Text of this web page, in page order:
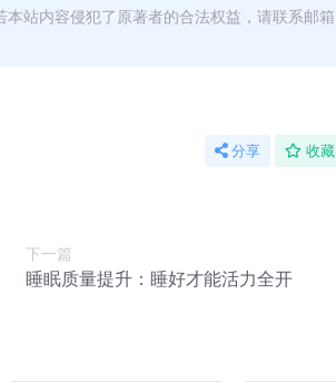
站内容侵犯了原著者的合法权益，请联系邮箱
分享 收藏
下一篇
睡眠质量提升：睡好才能活力全开